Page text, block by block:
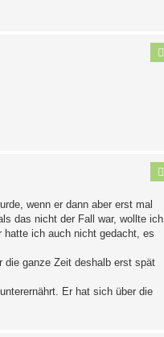
wenn er dann aber erst mal
das nicht der Fall war, wollte ich
hatte ich auch nicht gedacht, es
die ganze Zeit deshalb erst spät
Er hat sich über die